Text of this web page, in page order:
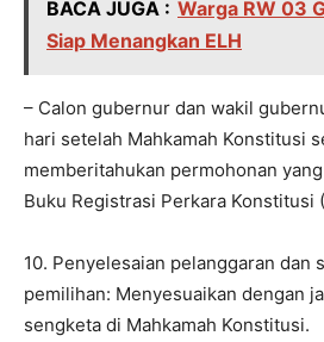
BACA JUGA : Warga RW 03
Siap Menangkan ELH
– Calon gubernur dan wakil
hari setelah Mahkamah Konstitusi
memberitahukan permohonan
Buku Registrasi Perkara Konstitusi
10. Penyelesaian pelanggaran dan
pemilihan: Menyesuaikan dengan
sengketa di Mahkamah Konstitusi.